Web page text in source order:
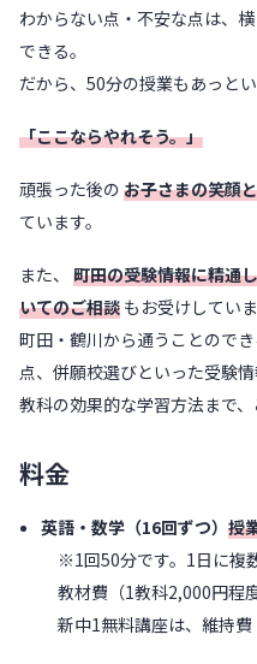
わからない点・不安な点は、
できる。
だから、50分の授業もあっとい
「ここならやれそう。」
頑張った後の お子さまの笑顔
ています。
また、 町田の受験情報に精通
いてのご相談 もお受けしていま
町田・鶴川から通うことので
点、併願校選びといった受験
教科の効果的な学習方法まで、
料金
英語・数学（16回ずつ） 授
※1回50分です。1日に複
教材費（1教科2,000円程
新中1無料講座は、維持費